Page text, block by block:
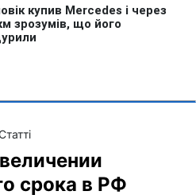
срока в РФ